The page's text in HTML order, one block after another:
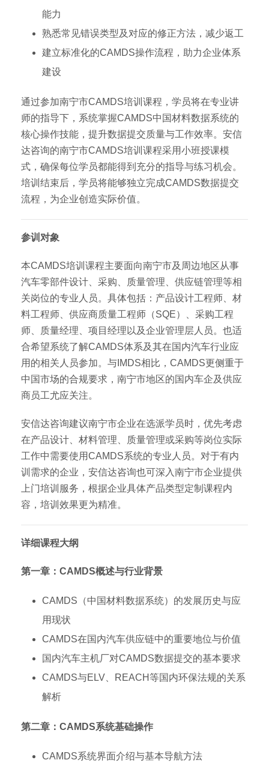
能力
熟悉常见错误类型及对应的修正方法，减少返工
建立标准化的CAMDS操作流程，助力企业体系
建设
通过参加南宁市CAMDS培训课程，学员将在专业讲
师的指导下，系统掌握CAMDS中国材料数据系统的
核心操作技能，提升数据提交质量与工作效率。安信
达咨询的南宁市CAMDS培训课程采用小班授课模
式，确保每位学员都能得到充分的指导与练习机会。
培训结束后，学员将能够独立完成CAMDS数据提交
流程，为企业创造实际价值。
参训对象
本CAMDS培训课程主要面向南宁市及周边地区从事
汽车零部件设计、采购、质量管理、供应链管理等相
关岗位的专业人员。具体包括：产品设计工程师、材
料工程师、供应商质量工程师（SQE）、采购工程
师、质量经理、项目经理以及企业管理层人员。也适
合希望系统了解CAMDS体系及其在国内汽车行业应
用的相关人员参加。与IMDS相比，CAMDS更侧重于
中国市场的合规要求，南宁市地区的国内车企及供应
商员工尤应关注。
安信达咨询建议南宁市企业在选派学员时，优先考虑
在产品设计、材料管理、质量管理或采购等岗位实际
工作中需要使用CAMDS系统的专业人员。对于有内
训需求的企业，安信达咨询也可深入南宁市企业提供
上门培训服务，根据企业具体产品类型定制课程内
容，培训效果更为精准。
详细课程大纲
第一章：CAMDS概述与行业背景
CAMDS（中国材料数据系统）的发展历史与应
用现状
CAMDS在国内汽车供应链中的重要地位与价值
国内汽车主机厂对CAMDS数据提交的基本要求
CAMDS与ELV、REACH等国内环保法规的关系
解析
第二章：CAMDS系统基础操作
CAMDS系统界面介绍与基本导航方法